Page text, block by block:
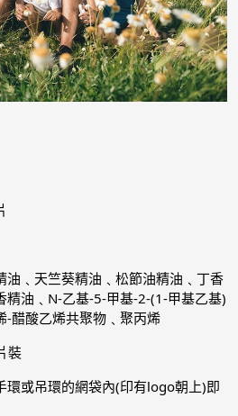
油﹑天竺葵精油﹑松節油精油﹑丁香
精油﹑N-乙基-5-甲基-2-(1-甲基乙基)
-醋酸乙烯共聚物﹑聚丙烯
裝
環或吊環的網袋內(印有logo朝上)即